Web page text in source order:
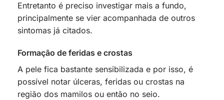
Entretanto é preciso investigar mais a fundo,
principalmente se vier acompanhada de outros
sintomas já citados.
Formação de feridas e crostas
A pele fica bastante sensibilizada e por isso, é
possível notar úlceras, feridas ou crostas na
região dos mamilos ou então no seio.